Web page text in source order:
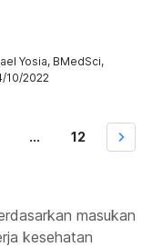
Yosia, BMedSci,
10/2022
... 12
masukan
kesehatan